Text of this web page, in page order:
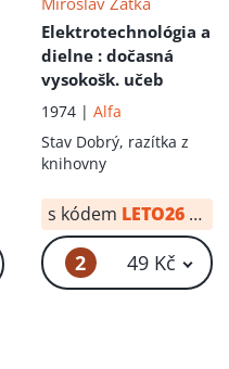
Elektrotechnológia a
dielne : dočasná
vysokošk. učeb
1974 | Alfa
Stav Dobrý, razítka z
knihovny
s kódem LETO26 od:
2 49 Kč